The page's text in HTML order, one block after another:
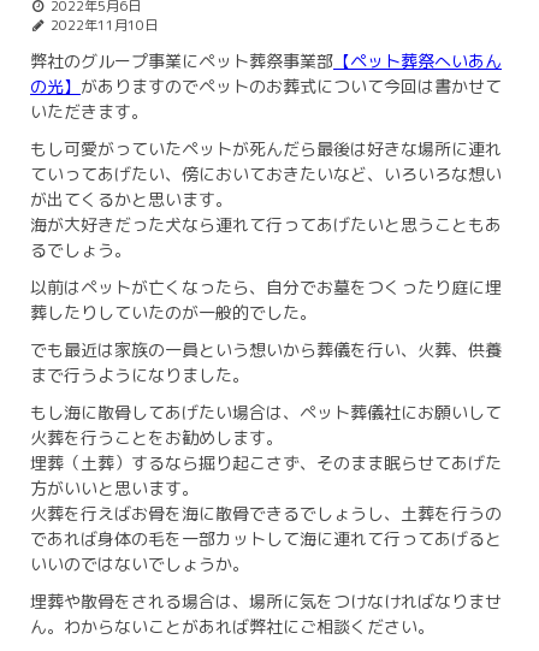
2022年5月6日
2022年11月10日
弊社のグループ事業にペット葬祭事業部 【ペット葬祭へいあん
の光】 がありますのでペットのお葬式について今回は書かせて
いただきます。
もし可愛がっていたペットが死んだら最後は好きな場所に連れ
ていってあげたい、傍においておきたいなど、いろいろな想い
が出てくるかと思います。
海が大好きだった犬なら連れて行ってあげたいと思うこともあ
るでしょう。
以前はペットが亡くなったら、自分でお墓をつくったり庭に埋
葬したりしていたのが一般的でした。
でも最近は家族の一員という想いから葬儀を行い、火葬、供養
まで行うようになりました。
もし海に散骨してあげたい場合は、ペット葬儀社にお願いして
火葬を行うことをお勧めします。
埋葬（土葬）するなら掘り起こさず、そのまま眠らせてあげた
方がいいと思います。
火葬を行えばお骨を海に散骨できるでしょうし、土葬を行うの
であれば身体の毛を一部カットして海に連れて行ってあげると
いいのではないでしょうか。
埋葬や散骨をされる場合は、場所に気をつけなければなりませ
ん。わからないことがあれば弊社にご相談ください。